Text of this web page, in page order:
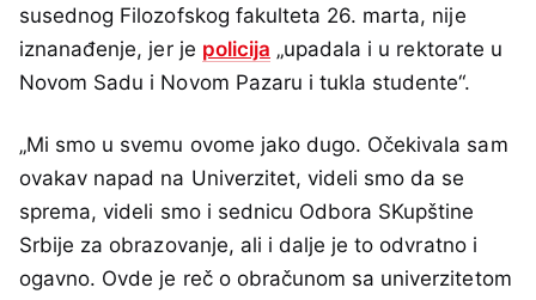
susednog Filozofskog fakulteta 26. marta, nije
iznanađenje, jer je policija „upadala i u rektorate u
Novom Sadu i Novom Pazaru i tukla studente“.
„Mi smo u svemu ovome jako dugo. Očekivala sam
ovakav napad na Univerzitet, videli smo da se
sprema, videli smo i sednicu Odbora SKupštine
Srbije za obrazovanje, ali i dalje je to odvratno i
ogavno. Ovde je reč o obračunom sa univerzitetom